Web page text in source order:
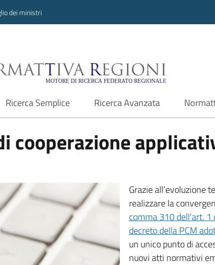
dei ministri
Regioni -
Ricerca Semplice Ricerca Avanzata
cooperazione
Grazie all’evoluzione
realizzare la
comma 310 dell’art.
decreto della PCM
un unico punto di
nuovi atti normativi